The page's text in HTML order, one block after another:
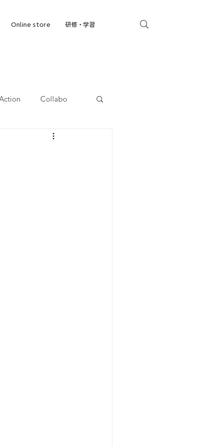
Online store 研修・学習
Collabo
就労移行支援